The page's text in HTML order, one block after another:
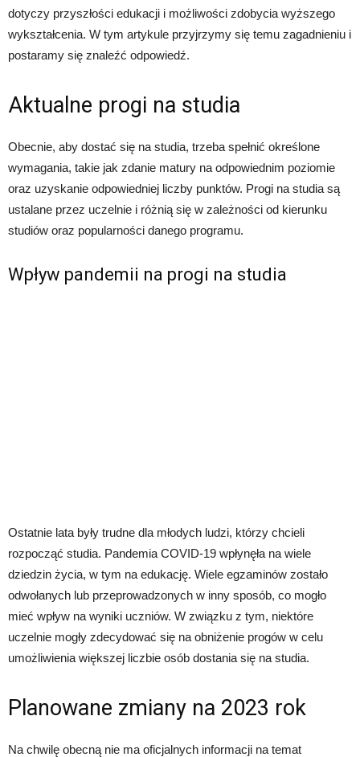
dotyczy przyszłości edukacji i możliwości zdobycia wyższego
wykształcenia. W tym artykule przyjrzymy się temu zagadnieniu i
postaramy się znaleźć odpowiedź.
Aktualne progi na studia
Obecnie, aby dostać się na studia, trzeba spełnić określone
wymagania, takie jak zdanie matury na odpowiednim poziomie
oraz uzyskanie odpowiedniej liczby punktów. Progi na studia są
ustalane przez uczelnie i różnią się w zależności od kierunku
studiów oraz popularności danego programu.
Wpływ pandemii na progi na studia
Ostatnie lata były trudne dla młodych ludzi, którzy chcieli
rozpocząć studia. Pandemia COVID-19 wpłynęła na wiele
dziedzin życia, w tym na edukację. Wiele egzaminów zostało
odwołanych lub przeprowadzonych w inny sposób, co mogło
mieć wpływ na wyniki uczniów. W związku z tym, niektóre
uczelnie mogły zdecydować się na obniżenie progów w celu
umożliwienia większej liczbie osób dostania się na studia.
Planowane zmiany na 2023 rok
Na chwilę obecną nie ma oficjalnych informacji na temat